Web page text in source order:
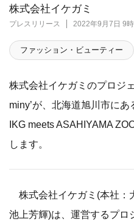
株式会社イケガミ
プレスリリース 2022年9月7日 9時
ファッション・ビューティー
株式会社イケガミのプロジ
miny’が、北海道旭川市に
IKG meets ASAHIYAMA
します。
株式会社イケガミ(本社：
池上芳輝)は、運営するプロ